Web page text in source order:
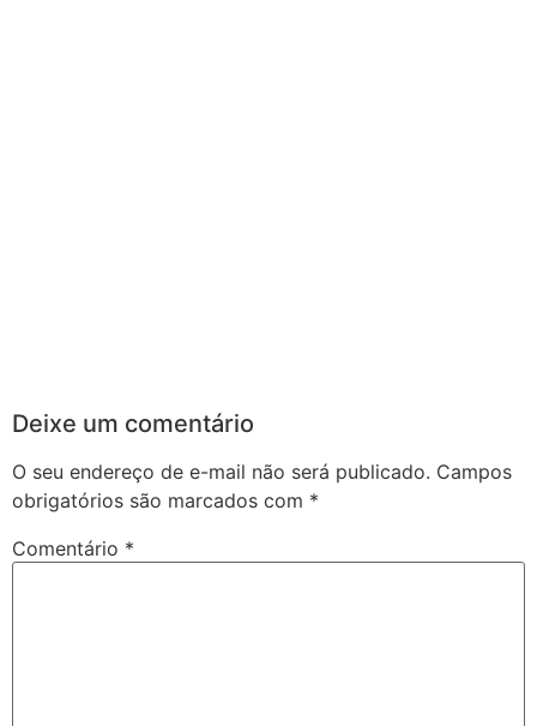
Deixe um comentário
O seu endereço de e-mail não será publicado. Campos
obrigatórios são marcados com *
Comentário *